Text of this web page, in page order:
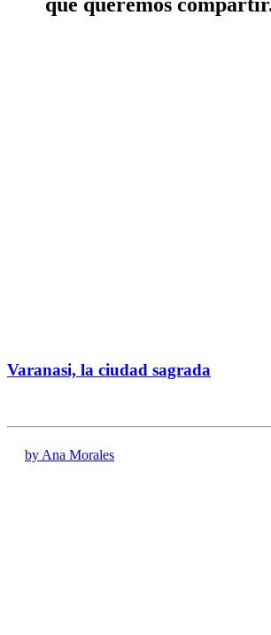
Varanasi, la ciudad sagrada
by Ana Morales